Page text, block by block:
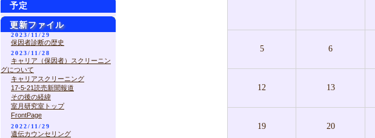
5 6
12 13
19 20
予定
更新ファイル
2023/11/29
保因者診断の歴史
2023/11/28
キャリア（保因者）スクリーニン
グについて
キャリアスクリーニング
17-5-21読売新聞報道
その後の経緯
室月研究室トップ
FrontPage
2022/11/29
遺伝カウンセリング